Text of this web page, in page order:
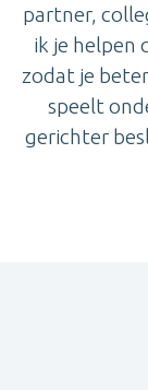
partner,
ik je helpen
zodat je
speelt
gerichter